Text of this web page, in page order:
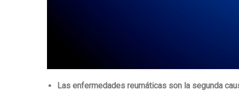
Las enfermedades reumáticas son la segunda